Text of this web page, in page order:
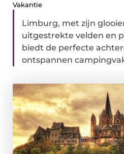
Vakantie
Limburg, met zijn
uitgestrekte velden en
biedt de perfecte
ontspannen